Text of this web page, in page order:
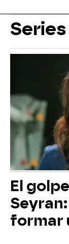
Series
El
formar